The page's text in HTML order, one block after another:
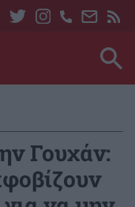
Γουχάν: